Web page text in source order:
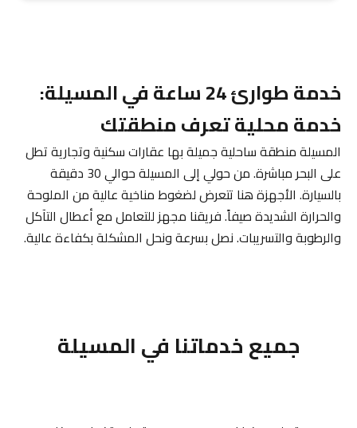
خدمة طوارئ 24 ساعة في المسيلة:
خدمة محلية تعرف منطقتك
المسيلة منطقة ساحلية جميلة بها عقارات سكنية وتجارية تطل
على البحر مباشرة. من حولي إلى المسيلة حوالي 30 دقيقة
بالسيارة. الأجهزة هنا تتعرض لضغوط مناخية عالية من الملوحة
والحرارة الشديدة صيفاً. فريقنا مجهز للتعامل مع أعطال التآكل
والرطوبة والتسريبات. نصل بسرعة ونحل المشكلة بكفاءة عالية.
جميع خدماتنا في المسيلة